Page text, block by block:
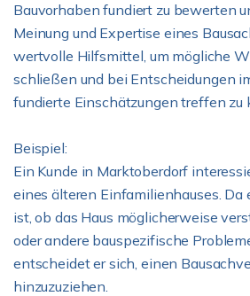
Bauvorhaben fundiert zu bewerten
Meinung und Expertise eines
wertvolle Hilfsmittel, um mögliche
schließen und bei Entscheidungen
fundierte Einschätzungen treffen zu
Beispiel:
Ein Kunde in Marktoberdorf
eines älteren Einfamilienhauses. Da
ist, ob das Haus möglicherweise
oder andere bauspezifische
entscheidet er sich, einen
hinzuzuziehen.